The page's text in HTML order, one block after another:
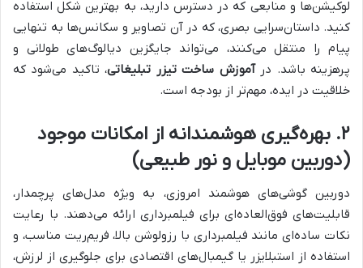
لوکیشن‌ها و منابعی که در دسترس دارید، به بهترین شکل استفاده
کنید. داستان‌سرایی بصری، که در آن تصاویر و سکانس‌ها به تنهایی
پیام را منتقل می‌کنند، می‌تواند جایگزین دیالوگ‌های طولانی و
پرهزینه باشد. درآموزش ساخت تیزر تبلیغاتی، تاکید می‌شود که
خلاقیت در ایده، مهم‌تر از بودجه است.
۲. بهره‌گیری هوشمندانه از امکانات موجود
(دوربین موبایل و نور طبیعی)
دوربین گوشی‌های هوشمند امروزی، به ویژه مدل‌های پرچمدار،
قابلیت‌های فوق‌العاده‌ای برای فیلمبرداری ارائه می‌دهند. با رعایت
نکات ساده‌ای مانند فیلمبرداری با رزولوشن بالا، فریم‌ریت مناسب، و
استفاده از استبلایزر یا گیمبال‌های اقتصادی برای جلوگیری از لرزش،